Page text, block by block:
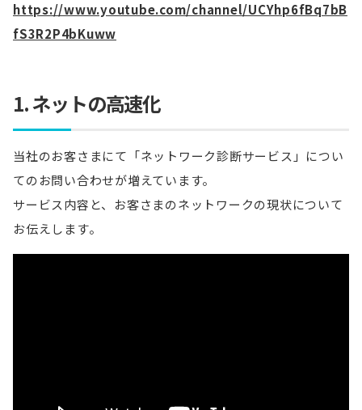
https://www.youtube.com/channel/UCYhp6fBq7bB
fS3R2P4bKuww
1. ネットの高速化
当社のお客さまにて「ネットワーク診断サービス」につい
てのお問い合わせが増えています。
サービス内容と、お客さまのネットワークの現状について
お伝えします。